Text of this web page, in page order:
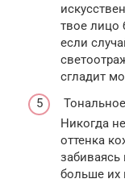
твое лицо
если
сгладит
Никогда
оттенка
больше их